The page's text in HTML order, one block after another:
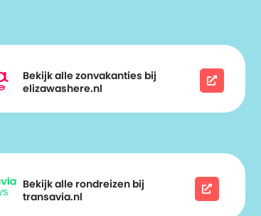
Bekijk alle zonvakanties bij
elizawashere.nl
Bekijk alle rondreizen bij
transavia.nl